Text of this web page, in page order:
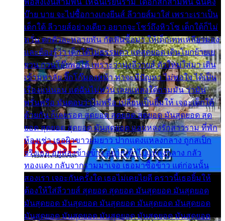
บ๊าย บาย จะไปซื้อกางเกงยีนส์ ลีวายส์มาใส่ เพราะเราเป็น
เด็กใต้ ลีวายส์อย่างเดียว อยากจะโชว์ถึงหิวโซ เด็กใต้ก็ไม่
หวั่น ตกตัวละหลายพัน กัดฟันซื้อมา ให้เด็กเทพเหลียวมอง
และต้องรู้ว่า เด็กใต้ไม่ธรรมดา แต่สุดยอด เดินโยกย้ายเย
ยวน กวนโอ๊ยพอได้ เพราะว่านุ่งลีวายส์ ตัวใหม่ใส่มา เดิน
เข้ามหาลัย จิ๊กโก๊มองหน้า ท่าจะมีปัญหา ไม่พอใจ ได้เป็น
เรื่องแน่นอน แต่ฉันไม่หวั่น เลยแหลงใต้ถามมัน ว่ามัน
พรั่นพรือ มันตอบว่าไม่พรื่อ เปลี่ยนเป็นยิ้มให้ เจอะเด็กใต้
ด้วยกัน ก็เลยรอด สุดยอด สุดยอด สุดยอด มันสุดยอด สุด
ยอด สุดยอด สุดยอด มันสุดยอด แอบหลงรักสาวราม ที่พัก
ห้องเช่า เธอผิวขาวผมยาว ปากแดงแหลงกลาง ถูกสเป็ก
จริงเธอ อยู่ห้องข้างข้าง อยากเข้าไปแหลงกลาง กลัว
ทองแดง กลับจากรามมาเจอ เธอมาซื้อข้าว แต่ก่อนนั้น
สองเรา เจอะกันครั้งใด เธอไม่เคยไยดี คราวนี้เธอยิ้มให้
ต้องให้ใส่ลีวายส์ สุดยอด สุดยอด มันสุดยอด มันสุดยอด
มันสุดยอด มันสุดยอด มันสุดยอด มันสุดยอด มันสุดยอด
มันสุดยอด มันสุดยอด มันสุดยอด มันสุดยอด มันสุดยอด